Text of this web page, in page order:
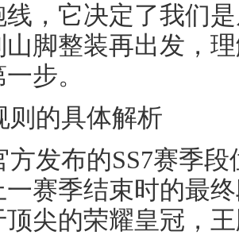
，它决定了我们
脚整装再出发，
步。
则的具体解析
方发布的SS7赛季
赛季结束时的最
顶尖的荣耀皇冠，